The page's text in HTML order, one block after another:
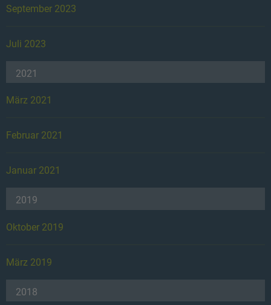
September 2023
Juli 2023
2021
März 2021
Februar 2021
Januar 2021
2019
Oktober 2019
März 2019
2018